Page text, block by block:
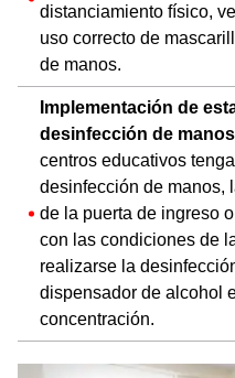
distanciamiento físico,
uso correcto de
de manos.
Implementación de
desinfección de
centros educativos
desinfección de manos,
de la puerta de ingreso
con las condiciones de
realizarse la
dispensador de alcohol
concentración.